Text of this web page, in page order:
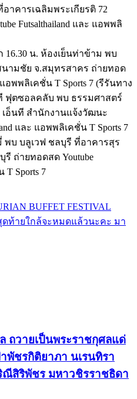
าคารเฉลิมพระเกียรติ 72
Futsalthailand และ แอพพลิ
16.30 น. ห้องเย็นท่าข้าม พบ
ามชัย จ.สมุทรสาคร ถ่ายทอด
แอพพลิเคชั่น T Sports 7 (รีรันทาง
ที ฟุตซอลคลับ พบ ธรรมศาสตร์
อ็นที สำนักงานแจ้งวัฒนะ
และ แอพพลิเคชั่น T Sports 7
พบ บลูเวฟ ชลบุรี ที่อาคารสุร
ถ่ายทอดสด Youtube
T Sports 7
BUFFET FESTIVAL
ท้ายใกล้จะหมดแล้วนะคะ มา
ถวายเป็นพระราชกุศลแด่
าพัชรกิติยาภา นเรนทิรา
ณีสิริพัชร มหาวชิรราชธิดา